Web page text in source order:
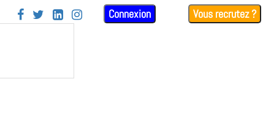
    Connexion Vous recrutez ?